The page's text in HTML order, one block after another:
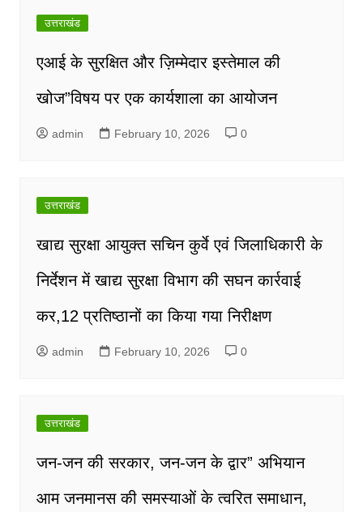
उत्तराखंड
एआई के सुरक्षित और ज़िम्मेदार इस्तेमाल की
खोज”विषय पर एक कार्यशाला का आयोजन
admin February 10, 2026 0
उत्तराखंड
खाद्य सुरक्षा आयुक्त सचिन कुर्वे एवं जिलाधिकारी के
निर्देशन में खाद्य सुरक्षा विभाग की सघन कार्रवाई
कर,12 प्रतिष्ठानों का किया गया निरीक्षण
admin February 10, 2026 0
उत्तराखंड
जन-जन की सरकार, जन-जन के द्वार” अभियान
आम जनमानस की समस्याओं के त्वरित समाधान,